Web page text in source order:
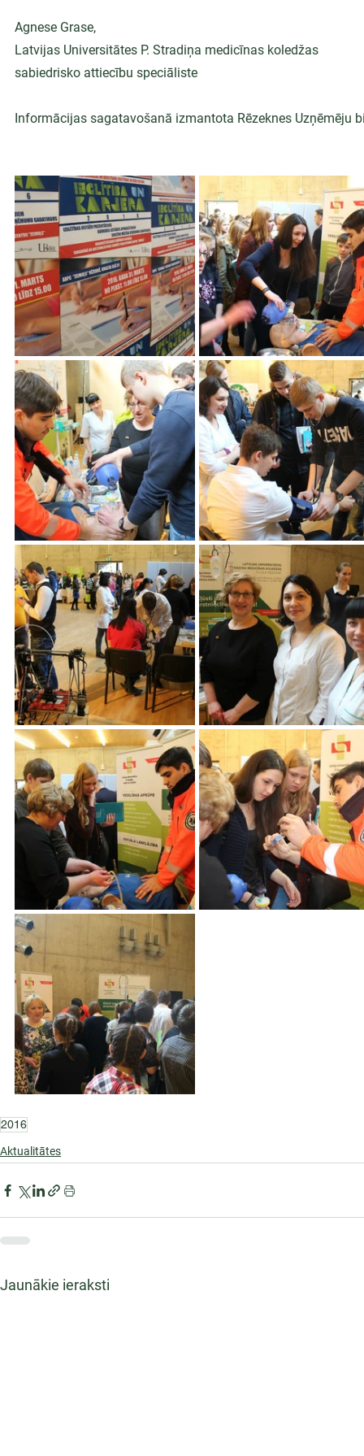
Agnese Grase,
Latvijas Universitātes P. Stradiņa medicīnas koledžas
sabiedrisko attiecību speciāliste
Informācijas sagatavošanā izmantota Rēzeknes Uzņēmēju
2016
Aktualitātes
Jaunākie ieraksti